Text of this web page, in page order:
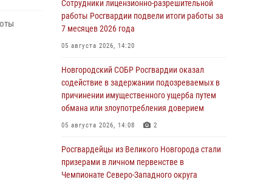
Сотрудники лицензионно-разрешительной
работы Росгвардии подвели итоги работы за
7 месяцев 2026 года
05 августа 2026, 14:20
Новгородский СОБР Росгвардии оказал
содействие в задержании подозреваемых в
причинении имущественного ущерба путем
обмана или злоупотребления доверием
05 августа 2026, 14:08 2
Росгвардейцы из Великого Новгорода стали
призерами в личном первенстве в
Чемпионате Северо-Западного округа